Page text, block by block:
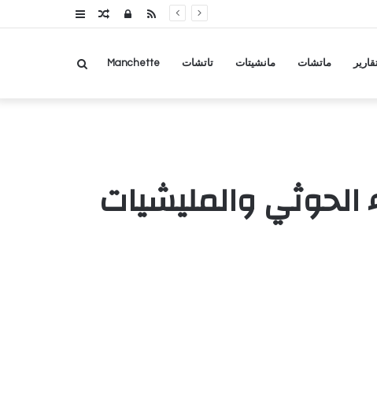
عمودمقالتسجيلRSS
ماتشات مانشيتات تاتشات Manchette بحث
الحوثي والمليشيات